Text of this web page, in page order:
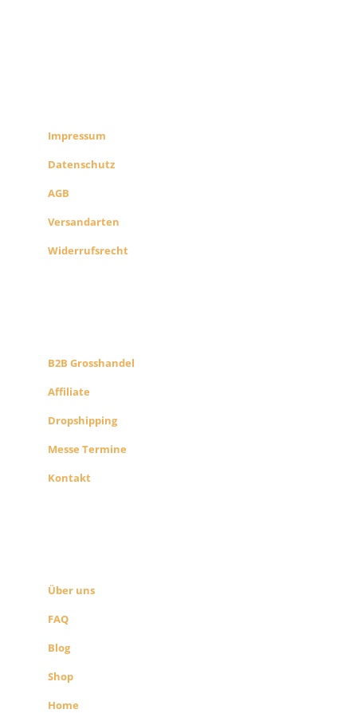
Impressum
Datenschutz
AGB
Versandarten
Widerrufsrecht
B2B Grosshandel
Affiliate
Dropshipping
Messe Termine
Kontakt
Über uns
FAQ
Blog
Shop
Home